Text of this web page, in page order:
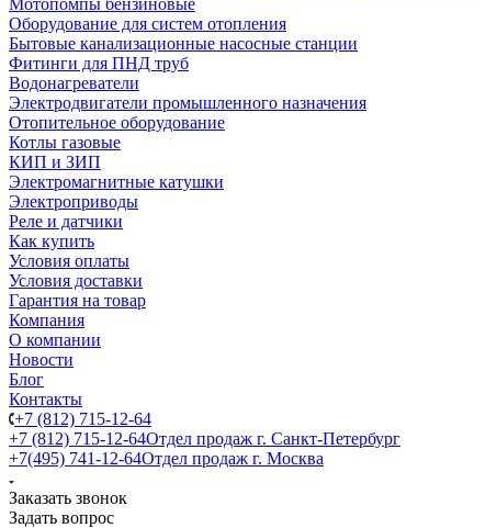
Мотопомпы бензиновые
Оборудование для систем отопления
Бытовые канализационные насосные станции
Фитинги для ПНД труб
Водонагреватели
Электродвигатели промышленного назначения
Отопительное оборудование
Котлы газовые
КИП и ЗИП
Электромагнитные катушки
Электроприводы
Реле и датчики
Как купить
Условия оплаты
Условия доставки
Гарантия на товар
Компания
О компании
Новости
Блог
Контакты
+7 (812) 715-12-64
+7 (812) 715-12-64Отдел продаж г. Санкт-Петербург
+7(495) 741-12-64Отдел продаж г. Москва
Заказать звонок
Задать вопрос